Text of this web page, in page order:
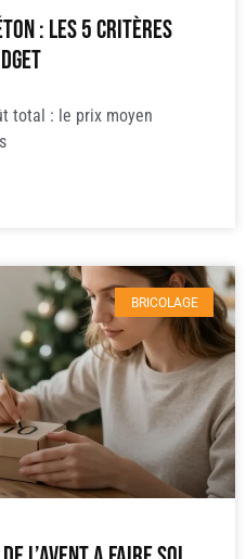
: les 5 critères
total : le prix moyen
BRICOLAGE